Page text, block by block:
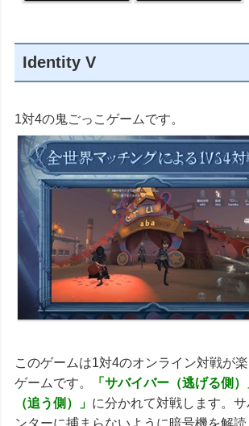
Identity V
1対4の鬼ごっこゲームです。
このゲームは1対4のオンライン対戦が
ゲームです。
「サバイバー（逃げる側
（追う側）」 に分かれて対戦します。
ンターに捕まらないように暗号機を解読